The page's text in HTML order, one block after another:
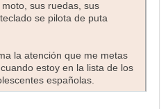
sus ruedas, sus
se pilota de puta
la atención que me metas
estoy en la lista de los
españolas.